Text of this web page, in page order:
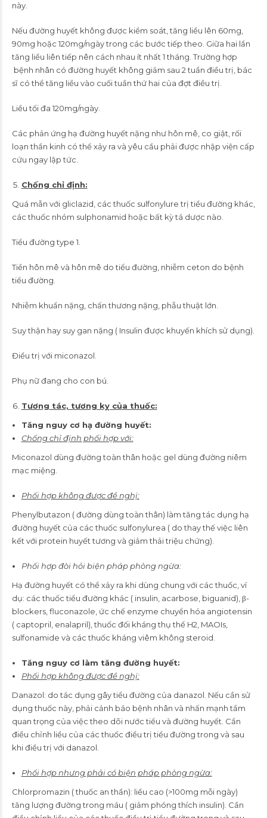
này.
Nếu đường huyết không được kiểm soát, tăng liều lên 60mg,
90mg hoặc 120mg/ngày trong các bước tiếp theo. Giữa hai lần
tăng liều liên tiếp nên cách nhau ít nhất 1 tháng. Trường hợp
bệnh nhân có đường huyết không giảm sau 2 tuần điều trị, bác
sĩ có thể tăng liều vào cuối tuần thứ hai của đợt điều trị.
Liều tối đa 120mg/ngày.
Các phản ứng hạ đường huyết nặng như hôn mê, co giật, rối
loạn thần kinh có thể xảy ra và yêu cầu phải được nhập viện cấp
cứu ngay lập tức.
Chống chỉ định:
Quá mẫn với gliclazid, các thuốc sulfonylure trị tiểu đường khác,
các thuốc nhóm sulphonamid hoặc bất kỳ tá dược nào.
Tiểu đường type 1.
Tiền hôn mê và hôn mê do tiểu đường, nhiễm ceton do bệnh
tiểu đường.
Nhiễm khuẩn nặng, chấn thương nặng, phẫu thuật lớn.
Suy thận hay suy gan nặng ( Insulin được khuyến khích sử dụng).
Điều trị với miconazol.
Phụ nữ đang cho con bú.
Tương tác, tương kỵ của thuốc:
Tăng nguy cơ hạ đường huyết:
Chống chỉ định phối hợp với:
Miconazol dùng đường toàn thân hoặc gel dùng đường niêm
mạc miệng.
Phối hợp không được đề nghị:
Phenylbutazon ( đường dùng toàn thân) làm tăng tác dụng hạ
đường huyết của các thuốc sulfonylurea ( do thay thế việc liên
kết với protein huyết tương và giảm thải triệu chứng).
Phối hợp đòi hỏi biện pháp phòng ngừa:
Hạ đường huyết có thể xảy ra khi dùng chung với các thuốc, ví
dụ: các thuốc tiểu đường khác ( insulin, acarbose, biguanid), β-
blockers, fluconazole, ức chế enzyme chuyển hóa angiotensin
( captopril, enalapril), thuốc đối kháng thụ thể H2, MAOIs,
sulfonamide và các thuốc kháng viêm không steroid.
Tăng nguy cơ làm tăng đường huyết:
Phối hợp không được đề nghị:
Danazol: do tác dụng gây tiểu đường của danazol. Nếu cần sử
dụng thuốc này, phải cảnh báo bệnh nhân và nhấn mạnh tầm
quan trọng của việc theo dõi nước tiểu và đường huyết. Cần
điều chỉnh liều của các thuốc điều trị tiểu đường trong và sau
khi điều trị với danazol.
Phối hợp nhưng phải có biện pháp phòng ngừa:
Chlorpromazin ( thuốc an thần): liều cao (>100mg mỗi ngày)
tăng lượng đường trong máu ( giảm phóng thích insulin). Cần